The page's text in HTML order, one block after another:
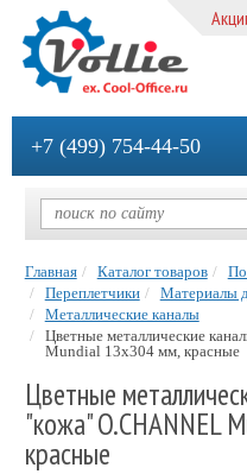
+7 (499) 754-44-50
Главная Каталог товаров
Переплетчики
Материалы
Металлические каналы
Цветные металлические
Mundial 13х304 мм, красные
Цветные
"кожа" O.CHANNEL
красные